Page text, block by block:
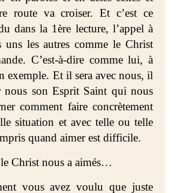
route va croiser. Et c’est ce
dans la 1ère lecture, l’appel à
uns les autres comme le Christ
C’est-à-dire comme lui, à
exemple. Et il sera avec nous, il
nous son Esprit Saint qui nous
comment faire concrètement
situation et avec telle ou telle
quand aimer est difficile.
Christ nous a aimés…
vous avez voulu que juste